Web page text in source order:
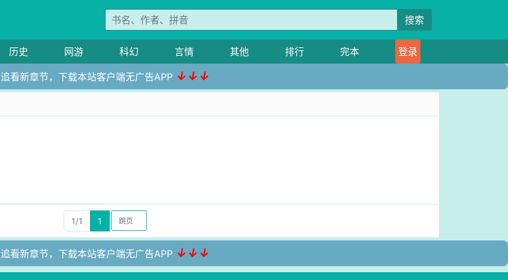
搜索
历史 网游 科幻 言情 其他 排行 完本 登录
追看新章节，下载本站客户端无广告APP ↓↓↓
1/1 1
追看新章节，下载本站客户端无广告APP ↓↓↓